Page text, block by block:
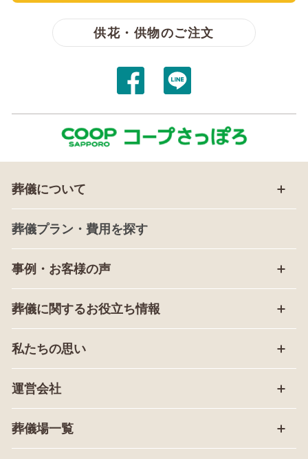
【無料】資料請求・お問い合わせ
供花・供物のご注文
葬儀について
葬儀プラン・費用を探す
事例・お客様の声
葬儀に関するお役立ち情報
私たちの思い
運営会社
葬儀場一覧